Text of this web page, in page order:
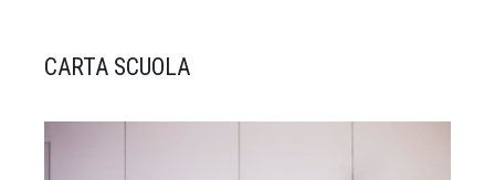
CARTA SCUOLA